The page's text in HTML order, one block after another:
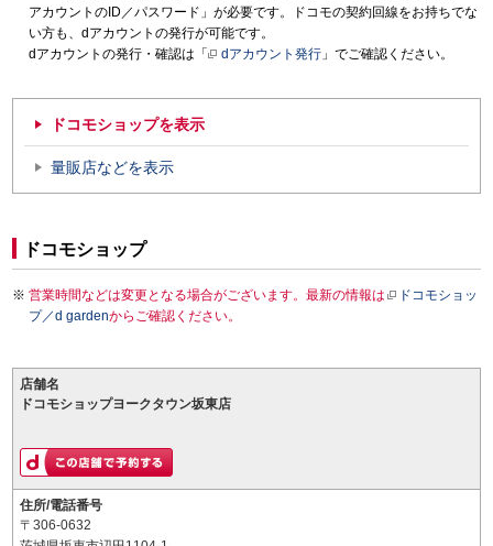
アカウントのID／パスワード」が必要です。ドコモの契約回線をお持ちでな
い方も、dアカウントの発行が可能です。
dアカウントの発行・確認は「
dアカウント発行 」でご確認ください。
ドコモショップを表示
量販店などを表示
ドコモショップ
営業時間などは変更となる場合がございます。最新の情報は
ドコモショッ
プ／d gardenからご確認ください。
店舗名
ドコモショップヨークタウン坂東店
住所/電話番号
〒306-0632